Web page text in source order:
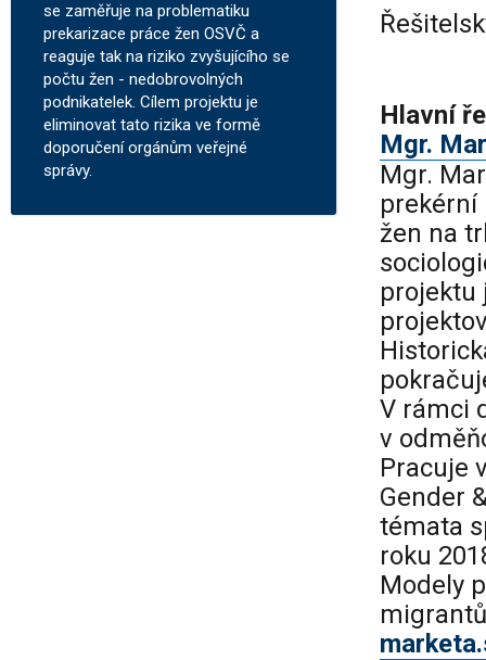
Hlavní
Mgr.
Mgr.
prekérní
žen na
projektu
V rámci
v
Pracuje
Gender
témata
roku
Modely
se zaměřuje na problematiku
prekarizace práce žen OSVČ a
reaguje tak na riziko zvyšujícího se
počtu žen - nedobrovolných
podnikatelek. Cílem projektu je
eliminovat tato rizika ve formě
doporučení orgánům veřejné
správy.